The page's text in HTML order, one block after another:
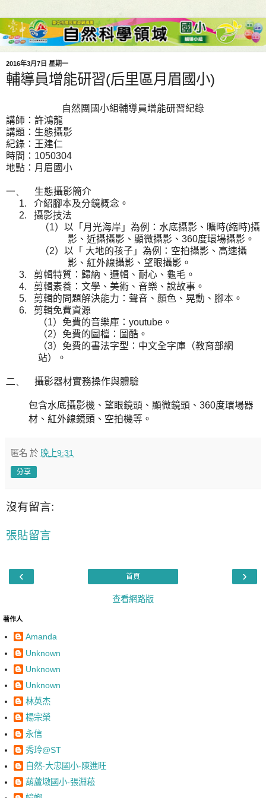
2016年3月7日 星期一
輔導員增能研習(后里區月眉國小)
自然團國小組輔導員增能研習紀錄
講師：許鴻龍
講題：生態攝影
紀錄：王建仁
時間： 1050304
地點：月眉國小
一、
生態攝影簡介
1.
介紹腳本及分鏡概念。
2.
攝影技法
（1）以「月光海岸」為例：水底攝影、曠時(縮時)攝
影、近攝攝影、顯微攝影、 360度環場攝影。
（2）以「 大地的孩子」為例：空拍攝影、高速攝
影、紅外線攝影、望眼攝影。
3.
剪輯特質：歸納、邏輯、耐心、龜毛。
4.
剪輯素養：文學、美術、音樂、說故事。
5.
剪輯的問題解決能力：聲音、顏色、晃動、腳本。
6.
剪輯免費資源
（1）免費的音樂庫：youtube 。
（2）免費的圖檔：圖酷。
（3）免費的書法字型：中文全字庫（教育部網
站）。
二、 攝影器材實務操作與體驗
包含水底攝影機、望眼鏡頭、顯微鏡頭、 360度環場器
材、紅外線鏡頭、空拍機等。
匿名 於 晚上9:31
分享
沒有留言:
張貼留言
‹ ›
首頁
查看網路版
著作人
Amanda
Unknown
Unknown
Unknown
林英杰
楊宗榮
永信
秀玲@ST
自然-大忠國小-陳進旺
葫蘆墩國小-張淵菘